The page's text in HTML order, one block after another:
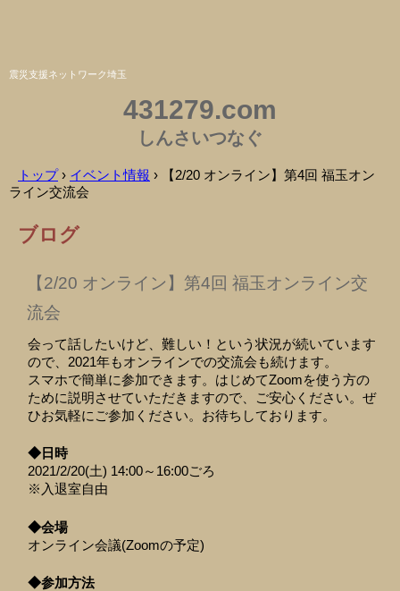
震災支援ネットワーク埼玉
431279.com
しんさいつなぐ
トップ› イベント情報 ›
【2/20 オンライン】第4回 福玉オン
ライン交流会
ブログ
【2/20 オンライン】第4回 福玉オンライン交
流会
会って話したいけど、難しい！という状況が続いています
ので、2021年もオンラインでの交流会も続けます。
スマホで簡単に参加できます。はじめてZoomを使う方の
ために説明させていただきますので、ご安心ください。ぜ
ひお気軽にご参加ください。お待ちしております。
◆日時
2021/2/20(土) 14:00～16:00ごろ
※入退室自由
◆会場
オンライン会議(Zoomの予定)
◆参加方法